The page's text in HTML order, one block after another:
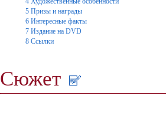
5 Призы и награды
6 Интересные факты
7 Издание на DVD
8 Ссылки
Сюжет